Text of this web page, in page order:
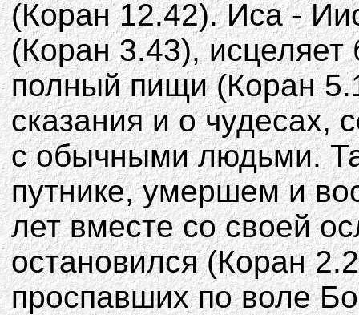
(Коран 12.42). Иса -
(Коран 3.43), исцеляет
полный пищи (Коран
сказания и о чудесах,
с обычными людьми.
путнике, умершем и
лет вместе со своей
остановился (Коран
проспавших по воле